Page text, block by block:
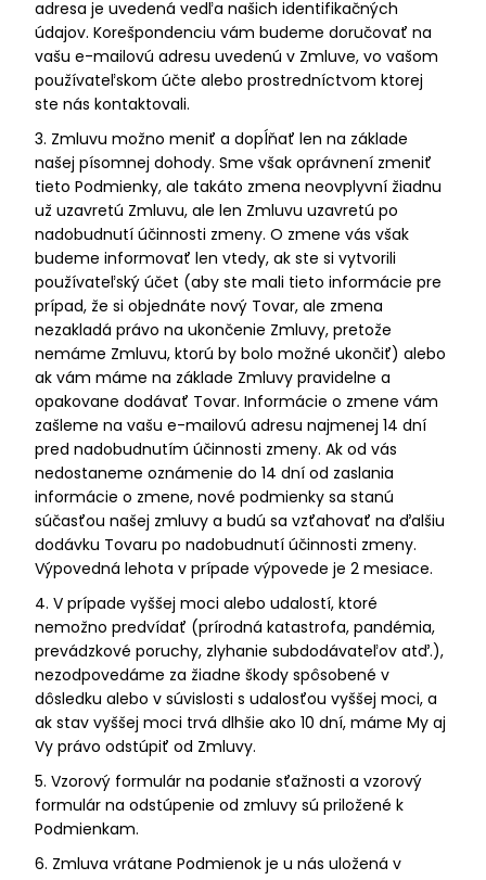
adresa je uvedená vedľa našich identifikačných
údajov. Korešpondenciu vám budeme doručovať na
vašu e-mailovú adresu uvedenú v Zmluve, vo vašom
používateľskom účte alebo prostredníctvom ktorej
ste nás kontaktovali.
3. Zmluvu možno meniť a dopĺňať len na základe
našej písomnej dohody. Sme však oprávnení zmeniť
tieto Podmienky, ale takáto zmena neovplyvní žiadnu
už uzavretú Zmluvu, ale len Zmluvu uzavretú po
nadobudnutí účinnosti zmeny. O zmene vás však
budeme informovať len vtedy, ak ste si vytvorili
používateľský účet (aby ste mali tieto informácie pre
prípad, že si objednáte nový Tovar, ale zmena
nezakladá právo na ukončenie Zmluvy, pretože
nemáme Zmluvu, ktorú by bolo možné ukončiť) alebo
ak vám máme na základe Zmluvy pravidelne a
opakovane dodávať Tovar. Informácie o zmene vám
zašleme na vašu e-mailovú adresu najmenej 14 dní
pred nadobudnutím účinnosti zmeny. Ak od vás
nedostaneme oznámenie do 14 dní od zaslania
informácie o zmene, nové podmienky sa stanú
súčasťou našej zmluvy a budú sa vzťahovať na ďalšiu
dodávku Tovaru po nadobudnutí účinnosti zmeny.
Výpovedná lehota v prípade výpovede je 2 mesiace.
4. V prípade vyššej moci alebo udalostí, ktoré
nemožno predvídať (prírodná katastrofa, pandémia,
prevádzkové poruchy, zlyhanie subdodávateľov atď.),
nezodpovedáme za žiadne škody spôsobené v
dôsledku alebo v súvislosti s udalosťou vyššej moci, a
ak stav vyššej moci trvá dlhšie ako 10 dní, máme My aj
Vy právo odstúpiť od Zmluvy.
5. Vzorový formulár na podanie sťažnosti a vzorový
formulár na odstúpenie od zmluvy sú priložené k
Podmienkam.
6. Zmluva vrátane Podmienok je u nás uložená v